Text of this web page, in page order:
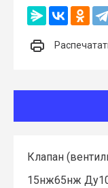
Клапан
15нж65нж